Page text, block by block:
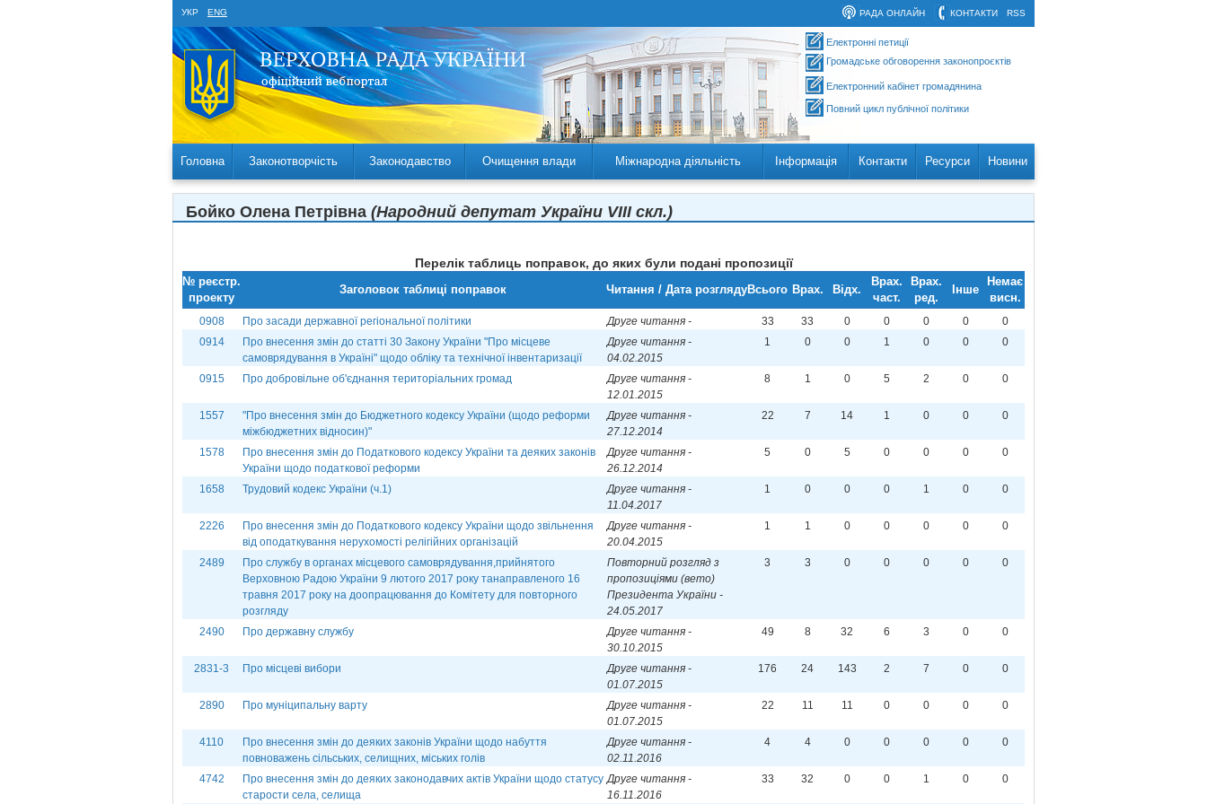
УКР ENG RSS
КОНТАКТИ
РАДА ОНЛАЙН
Електронні петиції
Громадське обговорення законопроєктів
Електронний кабінет громадянина
Повний цикл публічної політики
Головна Законотворчість Законодавство Очищення влади Міжнародна діяльність Інформація Контакти Ресурси Новини
Бойко Олена Петрівна (Народний депутат України VIII скл.)
Перелік таблиць поправок, до яких були подані пропозиції
№ реєстр.
проекту
Заголовок таблиці поправок Читання / Дата розглядуВсього Врах. Відх.
Врах.
част.
Врах.
ред.
Інше
Немає
висн.
0908 Про засади державної регіональної політики Друге читання - 33 33 0 0 0 0
0
0914
Про внесення змін до статті 30 Закону України "Про місцеве
самоврядування в Україні" щодо обліку та технічної інвентаризації
Друге читання -
04.02.2015
1 0 0 1 0 0 0
0915 Про добровільне об'єднання територіальних громад
Друге читання -
12.01.2015
8 1 0 5 2 0 0
1557
"Про внесення змін до Бюджетного кодексу України (щодо реформи
міжбюджетних відносин)"
Друге читання -
27.12.2014
22 7 14 1 0 0 0
1578
Про внесення змін до Податкового кодексу України та деяких законів
України щодо податкової реформи
Друге читання -
26.12.2014
5 0 5 0 0 0 0
1658 Трудовий кодекс України (ч.1)
Друге читання -
11.04.2017
1 0 0 0 1 0 0
2226
Про внесення змін до Податкового кодексу України щодо звільнення
від оподаткування нерухомості релігійних організацій
Друге читання -
20.04.2015
1 1 0 0 0 0 0
2489
Про службу в органах місцевого самоврядування,прийнятого
Верховною Радою України 9 лютого 2017 року танаправленого 16
травня 2017 року на доопрацювання до Комітету для повторного
розгляду
Повторний розгляд з
пропозиціями (вето)
Президента України -
24.05.2017
3 3 0 0 0 0 0
2490 Про державну службу
Друге читання -
30.10.2015
49 8 32 6 3 0 0
2831-3 Про місцеві вибори
Друге читання -
01.07.2015
176 24 143 2 7 0 0
2890 Про муніципальну варту
Друге читання -
01.07.2015
22 11 11 0 0 0 0
4110
Про внесення змін до деяких законів України щодо набуття
повноважень сільських, селищних, міських голів
Друге читання -
02.11.2016
4 4 0 0 0 0 0
4742
Про внесення змін до деяких законодавчих актів України щодо статусу
старости села, селища
Друге читання -
16.11.2016
33 32 0 0 1 0 0